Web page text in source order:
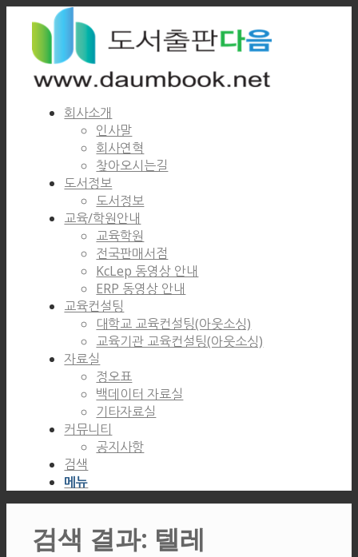
회사소개
인사말
회사연혁
찾아오시는길
도서정보
도서정보
교육/학원안내
교육학원
전국판매서점
KcLep 동영상 안내
ERP 동영상 안내
교육컨설팅
대학교 교육컨설팅(아웃소싱)
교육기관 교육컨설팅(아웃소싱)
자료실
정오표
백데이터 자료실
기타자료실
커뮤니티
공지사항
검색
메뉴
검색 결과: 텔레